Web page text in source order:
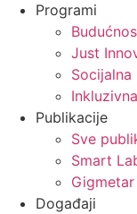
Programi
Just
Socijalna
Publikacije
Sve
Smart
Događaji